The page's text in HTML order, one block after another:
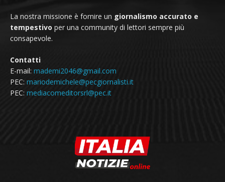
La nostra missione è fornire un giornalismo accurato e
tempestivo per una community di lettori sempre più
consapevole.
Contatti
E-mail: mademi2046@gmail.com
PEC: mariodemichele@pecgiornalisti.it
PEC: mediacomeditorsrl@pec.it